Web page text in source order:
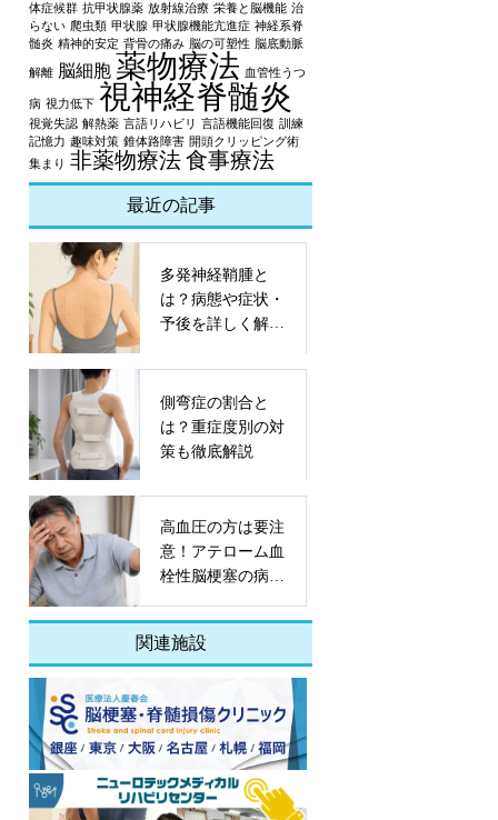
体症候群 抗甲状腺薬 放射線治療 栄養と脳機能 治
らない 爬虫類 甲状腺 甲状腺機能亢進症 神経系脊
髄炎 精神的安定 背骨の痛み 脳の可塑性 脳底動脈
解離 脳細胞 薬物療法 血管性うつ
病 視力低下 視神経脊髄炎
視覚失認 解熱薬 言語リハビリ 言語機能回復 訓練
記憶力 趣味対策 錐体路障害 開頭クリッピング術
集まり 非薬物療法食事療法
最近の記事
多発神経鞘腫と
は？病態や症状・
予後を詳しく解
側弯症の割合と
は？重症度別の対
策も徹底解説
高血圧の方は要注
意！アテローム血
栓性脳梗塞の病態
関連施設